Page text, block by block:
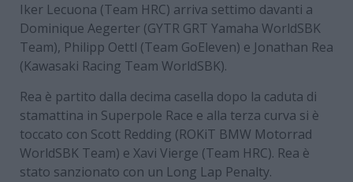
Iker Lecuona (Team HRC) arriva settimo davanti a
Dominique Aegerter (GYTR GRT Yamaha WorldSBK
Team), Philipp Oettl (Team GoEleven) e Jonathan Rea
(Kawasaki Racing Team WorldSBK).
Rea è partito dalla decima casella dopo la caduta di
stamattina in Superpole Race e alla terza curva si è
toccato con Scott Redding (ROKiT BMW Motorrad
WorldSBK Team) e Xavi Vierge (Team HRC). Rea è
stato sanzionato con un Long Lap Penalty.